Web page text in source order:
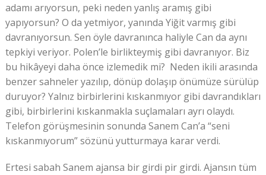
adamı arıyorsun, peki neden yanlış aramış gibi
yapıyorsun? O da yetmiyor, yanında Yiğit varmış gibi
davranıyorsun. Sen öyle davranınca haliyle Can da aynı
tepkiyi veriyor. Polen’le birlikteymiş gibi davranıyor. Biz
bu hikâyeyi daha önce izlemedik mi? Neden ikili arasında
benzer sahneler yazılıp, dönüp dolaşıp önümüze sürülüp
duruyor? Yalnız birbirlerini kıskanmıyor gibi davrandıkları
gibi, birbirlerini kıskanmakla suçlamaları ayrı olaydı.
Telefon görüşmesinin sonunda Sanem Can’a “seni
kıskanmıyorum” sözünü yutturmaya karar verdi.
Ertesi sabah Sanem ajansa bir girdi pir girdi. Ajansın tüm